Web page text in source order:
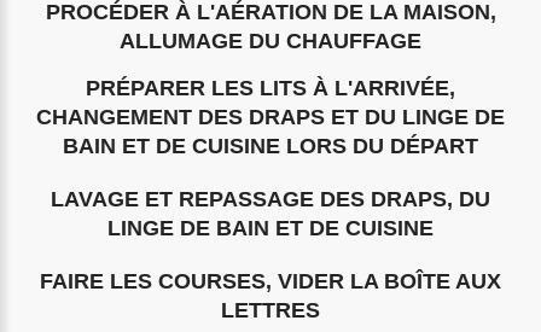
PROCÉDER À L'AÉRATION DE LA MAISON,
ALLUMAGE DU CHAUFFAGE
PRÉPARER LES LITS À L'ARRIVÉE,
CHANGEMENT DES DRAPS ET DU LINGE DE
BAIN ET DE CUISINE LORS DU DÉPART
LAVAGE ET REPASSAGE DES DRAPS, DU
LINGE DE BAIN ET DE CUISINE
FAIRE LES COURSES, VIDER LA BOÎTE AUX
LETTRES